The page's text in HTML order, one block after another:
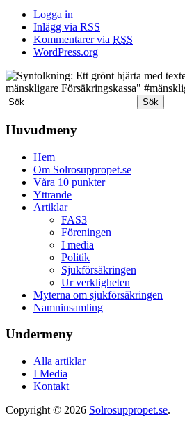
Logga in
Inlägg via RSS
Kommentarer via RSS
WordPress.org
Huvudmeny
Hem
Om Solrosuppropet.se
Våra 10 punkter
Yttrande
Artiklar
FAS3
Föreningen
I media
Politik
Sjukförsäkringen
Ur verkligheten
Myterna om sjukförsäkringen
Namninsamling
Undermeny
Alla artiklar
I Media
Kontakt
Copyright © 2026 Solrosuppropet.se.